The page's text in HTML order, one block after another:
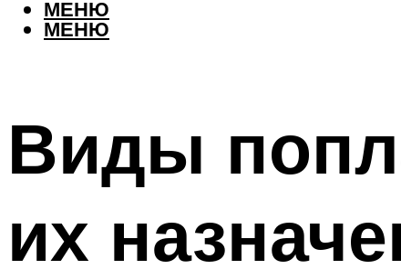
МЕНЮ
МЕНЮ
Виды
их